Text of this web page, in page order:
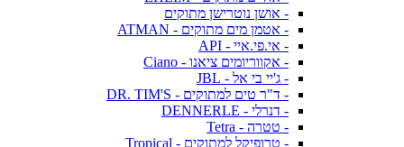
- אושן נוטרישן מתוקים
- אטמן מים מתוקים - ATMAN
- אי.פי.איי - API
- אקווריומים ציאנו - Ciano
- ג'יי בי אל - JBL
- ד"ר טים למתוקים - DR. TIM'S
- דנרלי - DENNERLE
- טטרה - Tetra
- טרופיקל למתוקים - Tropical